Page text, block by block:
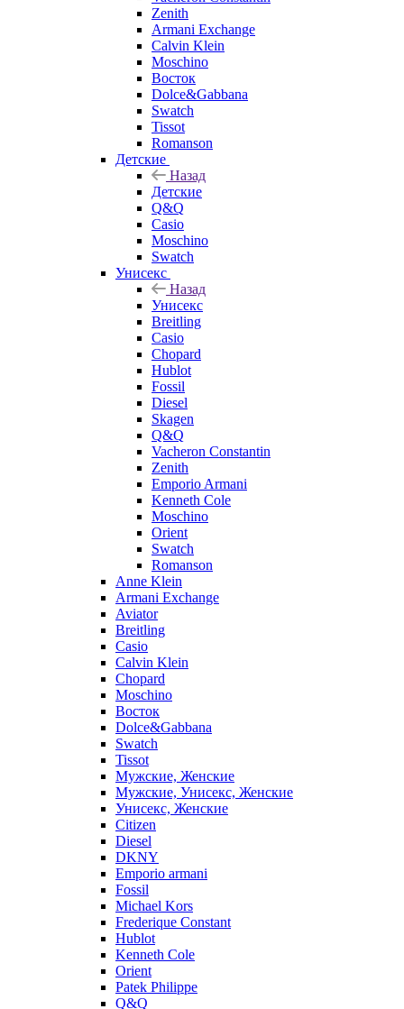
Zenith
Armani Exchange
Calvin Klein
Moschino
Восток
Dolce&Gabbana
Swatch
Tissot
Romanson
Детские
Назад
Детские
Q&Q
Casio
Moschino
Swatch
Унисекс
Назад
Унисекс
Breitling
Casio
Chopard
Hublot
Fossil
Diesel
Skagen
Q&Q
Vacheron Constantin
Zenith
Emporio Armani
Kenneth Cole
Moschino
Orient
Swatch
Romanson
Anne Klein
Armani Exchange
Aviator
Breitling
Casio
Calvin Klein
Chopard
Moschino
Восток
Dolce&Gabbana
Swatch
Tissot
Мужские, Женские
Мужские, Унисекс, Женские
Унисекс, Женские
Citizen
Diesel
DKNY
Emporio armani
Fossil
Michael Kors
Frederique Constant
Hublot
Kenneth Cole
Orient
Patek Philippe
Q&Q